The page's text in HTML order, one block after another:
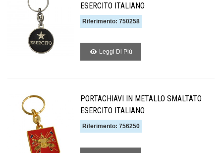
ESERCITO ITALIANO
Riferimento: 750258
Leggi Di Piú
PORTACHIAVI IN METALLO SMALTATO
ESERCITO ITALIANO
Riferimento: 756250